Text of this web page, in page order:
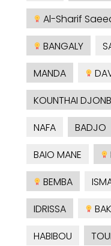
Al-Sharif
BANGALY
MANDA
KOUNTHAI
NAFA
BADJO
BAIO MANE
BEMBA
IDRISSA
HABIBOU